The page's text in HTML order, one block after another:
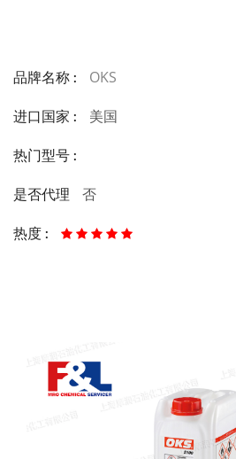
品牌名称 : OKS
进口国家 : 美国
热门型号 :
是否代理 否
热度 :